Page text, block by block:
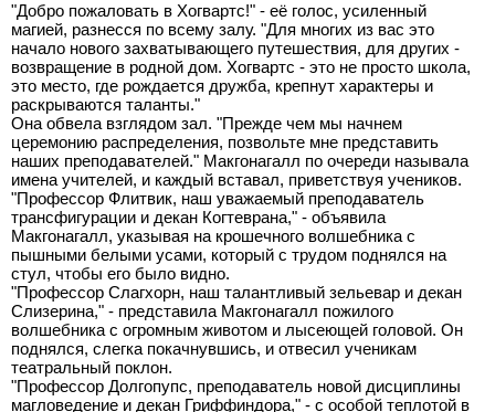
"Добро пожаловать в Хогвартс!" - её голос, усиленный
магией, разнесся по всему залу. "Для многих из вас это
начало нового захватывающего путешествия, для других -
возвращение в родной дом. Хогвартс - это не просто школа,
это место, где рождается дружба, крепнут характеры и
раскрываются таланты."
Она обвела взглядом зал. "Прежде чем мы начнем
церемонию распределения, позвольте мне представить
наших преподавателей." Макгонагалл по очереди называла
имена учителей, и каждый вставал, приветствуя учеников.
"Профессор Флитвик, наш уважаемый преподаватель
трансфигурации и декан Когтеврана," - объявила
Макгонагалл, указывая на крошечного волшебника с
пышными белыми усами, который с трудом поднялся на
стул, чтобы его было видно.
"Профессор Слагхорн, наш талантливый зельевар и декан
Слизерина," - представила Макгонагалл пожилого
волшебника с огромным животом и лысеющей головой. Он
поднялся, слегка покачнувшись, и отвесил ученикам
театральный поклон.
"Профессор Долгопупс, преподаватель новой дисциплины
магловедение и декан Гриффиндора," - с особой теплотой в